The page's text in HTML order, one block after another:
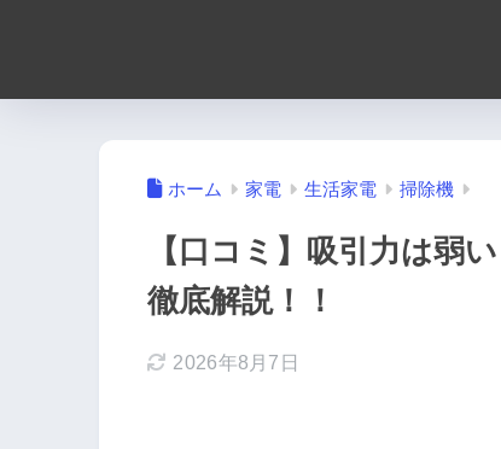
ホーム 家電 生活家電 掃除機
【口コミ】吸引力は弱
徹底解説！！
2026年8月7日